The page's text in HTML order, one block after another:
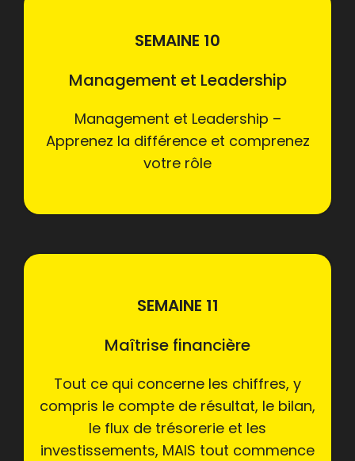
SEMAINE 10
Management et Leadership
Management et Leadership –
Apprenez la différence et comprenez
votre rôle
SEMAINE 11
Maîtrise financière
Tout ce qui concerne les chiffres, y
compris le compte de résultat, le bilan,
le flux de trésorerie et les
investissements, MAIS tout commence